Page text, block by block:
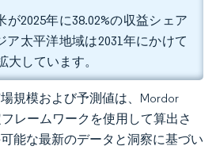
2025年に38.02%の収益シェア
ア太平洋地域は2031年にかけて
大しています。
規模および予測値は、Mordor
レームワークを使用して算出さ
能な最新のデータと洞察に基づい